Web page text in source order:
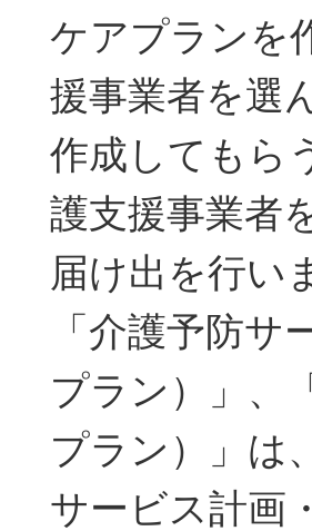
ケアプランを
援事業者を選
作成してもら
護支援事業者
届け出を行い
「介護予防
プラン）」、
プラン）」は
サービス計画